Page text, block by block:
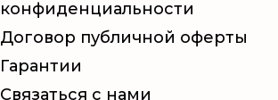
конфиденциальности
Договор публичной оферты
Гарантии
Связаться с нами